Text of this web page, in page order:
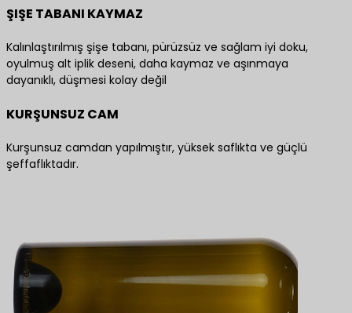
ŞIŞE TABANI KAYMAZ
Kalınlaştırılmış şişe tabanı, pürüzsüz ve sağlam iyi doku,
oyulmuş alt iplik deseni, daha kaymaz ve aşınmaya
dayanıklı, düşmesi kolay değil
KURŞUNSUZ CAM
Kurşunsuz camdan yapılmıştır, yüksek saflıkta ve güçlü
şeffaflıktadır.